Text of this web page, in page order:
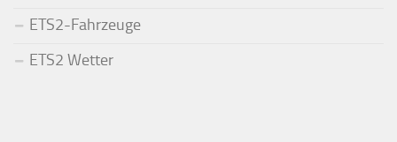
ETS2-Fahrzeuge
ETS2 Wetter